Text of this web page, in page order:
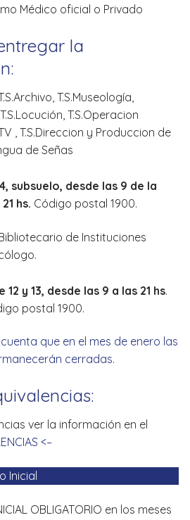
Médico oficial o Privado
la
T.S.Museología,
T.S.Operacion
, T.S.Direccion y Produccion de
de Señas
subsuelo, desde las 9 de la
hs. Código postal 1900.
de Instituciones
y 13, desde las 9 a las 21 hs.
postal 1900.
que en el mes de enero las
cerradas.
ver la información en el
<–
Inicial
OBLIGATORIO en los meses